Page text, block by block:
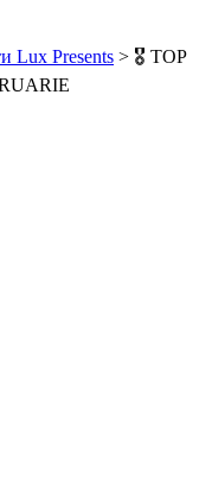
Lux Presents > 🎖️ TOP